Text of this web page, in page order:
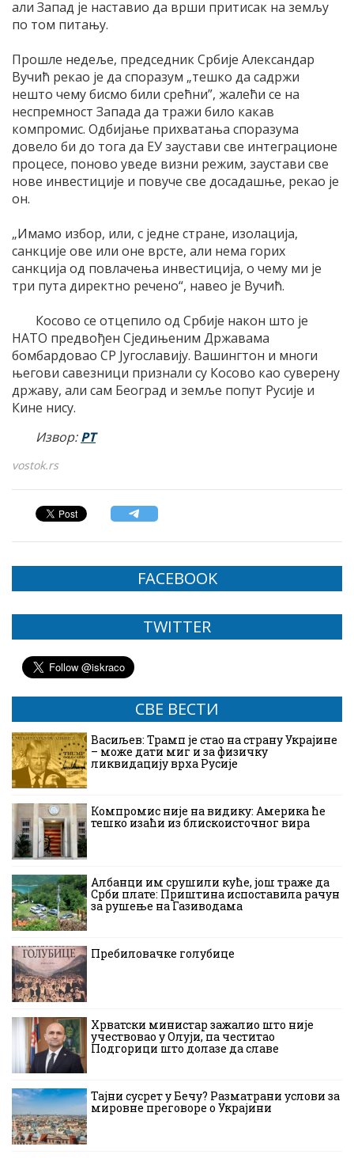
али Запад је наставио да врши притисак на земљу
по том питању.
Прошле недеље, председник Србије Александар
Вучић рекао је да споразум „тешко да садржи
нешто чему бисмо били срећни”, жалећи се на
неспремност Запада да тражи било какав
компромис. Одбијање прихватања споразума
довело би до тога да ЕУ заустави све интеграционе
процесе, поново уведе визни режим, заустави све
нове инвестиције и повуче све досадашње, рекао је
он.
„Имамо избор, или, с једне стране, изолација,
санкције ове или оне врсте, али нема горих
санкција од повлачења инвестиција, о чему ми је
три пута директно речено“, навео је Вучић.
Косово се отцепило од Србије након што је
НАТО предвођен Сједињеним Државама
бомбардовао СР Југославију. Вашингтон и многи
његови савезници признали су Косово као суверену
државу, али сам Београд и земље попут Русије и
Кине нису.
Извор: РТ
vostok.rs
FACEBOOK
TWITTER
СВЕ ВЕСТИ
Васиљев: Трамп је стао на страну Украјине
– може дати миг и за физичку
ликвидацију врха Русије
Компромис није на видику: Америка ће
тешко изаћи из блискоисточног вира
Албанци им срушили куће, још траже да
Срби плате: Приштина испоставила рачун
за рушење на Газиводама
Пребиловачке голубице
Хрватски министар зажалио што није
учествовао у Олуји, па честитао
Подгорици што долазе да славе
Тајни сусрет у Бечу? Разматрани услови за
мировне преговоре о Украјини